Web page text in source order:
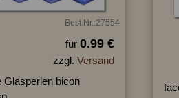
Best.Nr.:27554
für 0.99 €
zzgl. Versand
Glasperlen bicon